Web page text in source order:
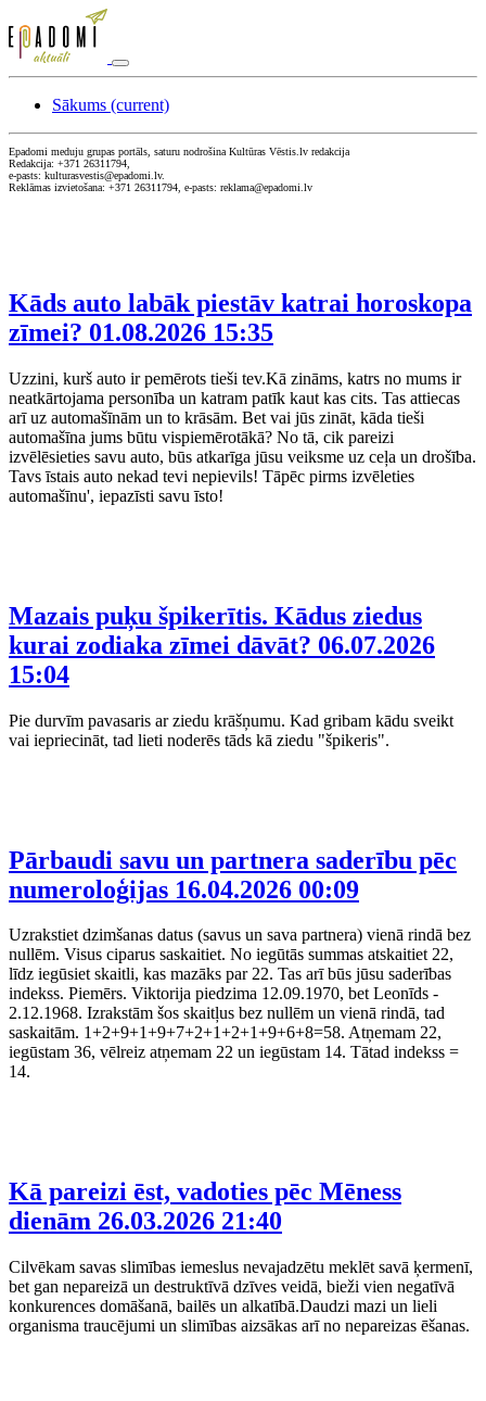
Sākums (current)
Epadomi meduju grupas portāls, saturu nodrošina Kultūras Vēstis.lv redakcija
Redakcija: +371 26311794,
e-pasts: kulturasvestis@epadomi.lv.
Reklāmas izvietošana: +371 26311794, e-pasts: reklama@epadomi.lv
Kāds auto labāk piestāv katrai horoskopa
zīmei? 01.08.2026 15:35
Uzzini, kurš auto ir pemērots tieši tev.Kā zināms, katrs no mums ir
neatkārtojama personība un katram patīk kaut kas cits. Tas attiecas
arī uz automašīnām un to krāsām. Bet vai jūs zināt, kāda tieši
automašīna jums būtu vispiemērotākā? No tā, cik pareizi
izvēlēsieties savu auto, būs atkarīga jūsu veiksme uz ceļa un drošība.
Tavs īstais auto nekad tevi nepievils! Tāpēc pirms izvēleties
automašīnu', iepazīsti savu īsto!
Mazais puķu špikerītis. Kādus ziedus
kurai zodiaka zīmei dāvāt? 06.07.2026
15:04
Pie durvīm pavasaris ar ziedu krāšņumu. Kad gribam kādu sveikt
vai iepriecināt, tad lieti noderēs tāds kā ziedu "špikeris".
Pārbaudi savu un partnera saderību pēc
numeroloģijas 16.04.2026 00:09
Uzrakstiet dzimšanas datus (savus un sava partnera) vienā rindā bez
nullēm. Visus ciparus saskaitiet. No iegūtās summas atskaitiet 22,
līdz iegūsiet skaitli, kas mazāks par 22. Tas arī būs jūsu saderības
indekss. Piemērs. Viktorija piedzima 12.09.1970, bet Leonīds -
2.12.1968. Izrakstām šos skaitļus bez nullēm un vienā rindā, tad
saskaitām. 1+2+9+1+9+7+2+1+2+1+9+6+8=58. Atņemam 22,
iegūstam 36, vēlreiz atņemam 22 un iegūstam 14. Tātad indekss =
14.
Kā pareizi ēst, vadoties pēc Mēness
dienām 26.03.2026 21:40
Cilvēkam savas slimības iemeslus nevajadzētu meklēt savā ķermenī,
bet gan nepareizā un destruktīvā dzīves veidā, bieži vien negatīvā
konkurences domāšanā, bailēs un alkatībā.Daudzi mazi un lieli
organisma traucējumi un slimības aizsākas arī no nepareizas ēšanas.